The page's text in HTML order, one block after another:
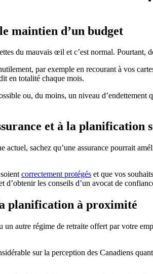
maintien d’un budget
du mauvais œil et c’est normal.
par exemple en recourant à vos
en totalité chaque mois.
ou, du moins, un niveau
et à la planification
actuel, sachez qu’une assurance pourrait
correctement protégés et que vos
d’obtenir les conseils d’un avocat de
planification à proximité
un autre régime de retraite offert par votre
sur la perception des Canadiens